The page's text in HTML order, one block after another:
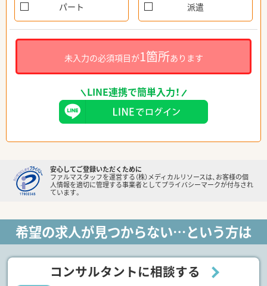
パート 派遣
未入力の必須項目が1箇所あります
LINE連携で簡単入力！
安心してご登録いただくために
ファルマスタッフを運営する（株）メディカルリソースは、お客様の個
人情報を適切に管理する事業者としてプライバシーマークが付与され
ています。
希望の求人が見つからない…という方は
コンサルタントに相談する